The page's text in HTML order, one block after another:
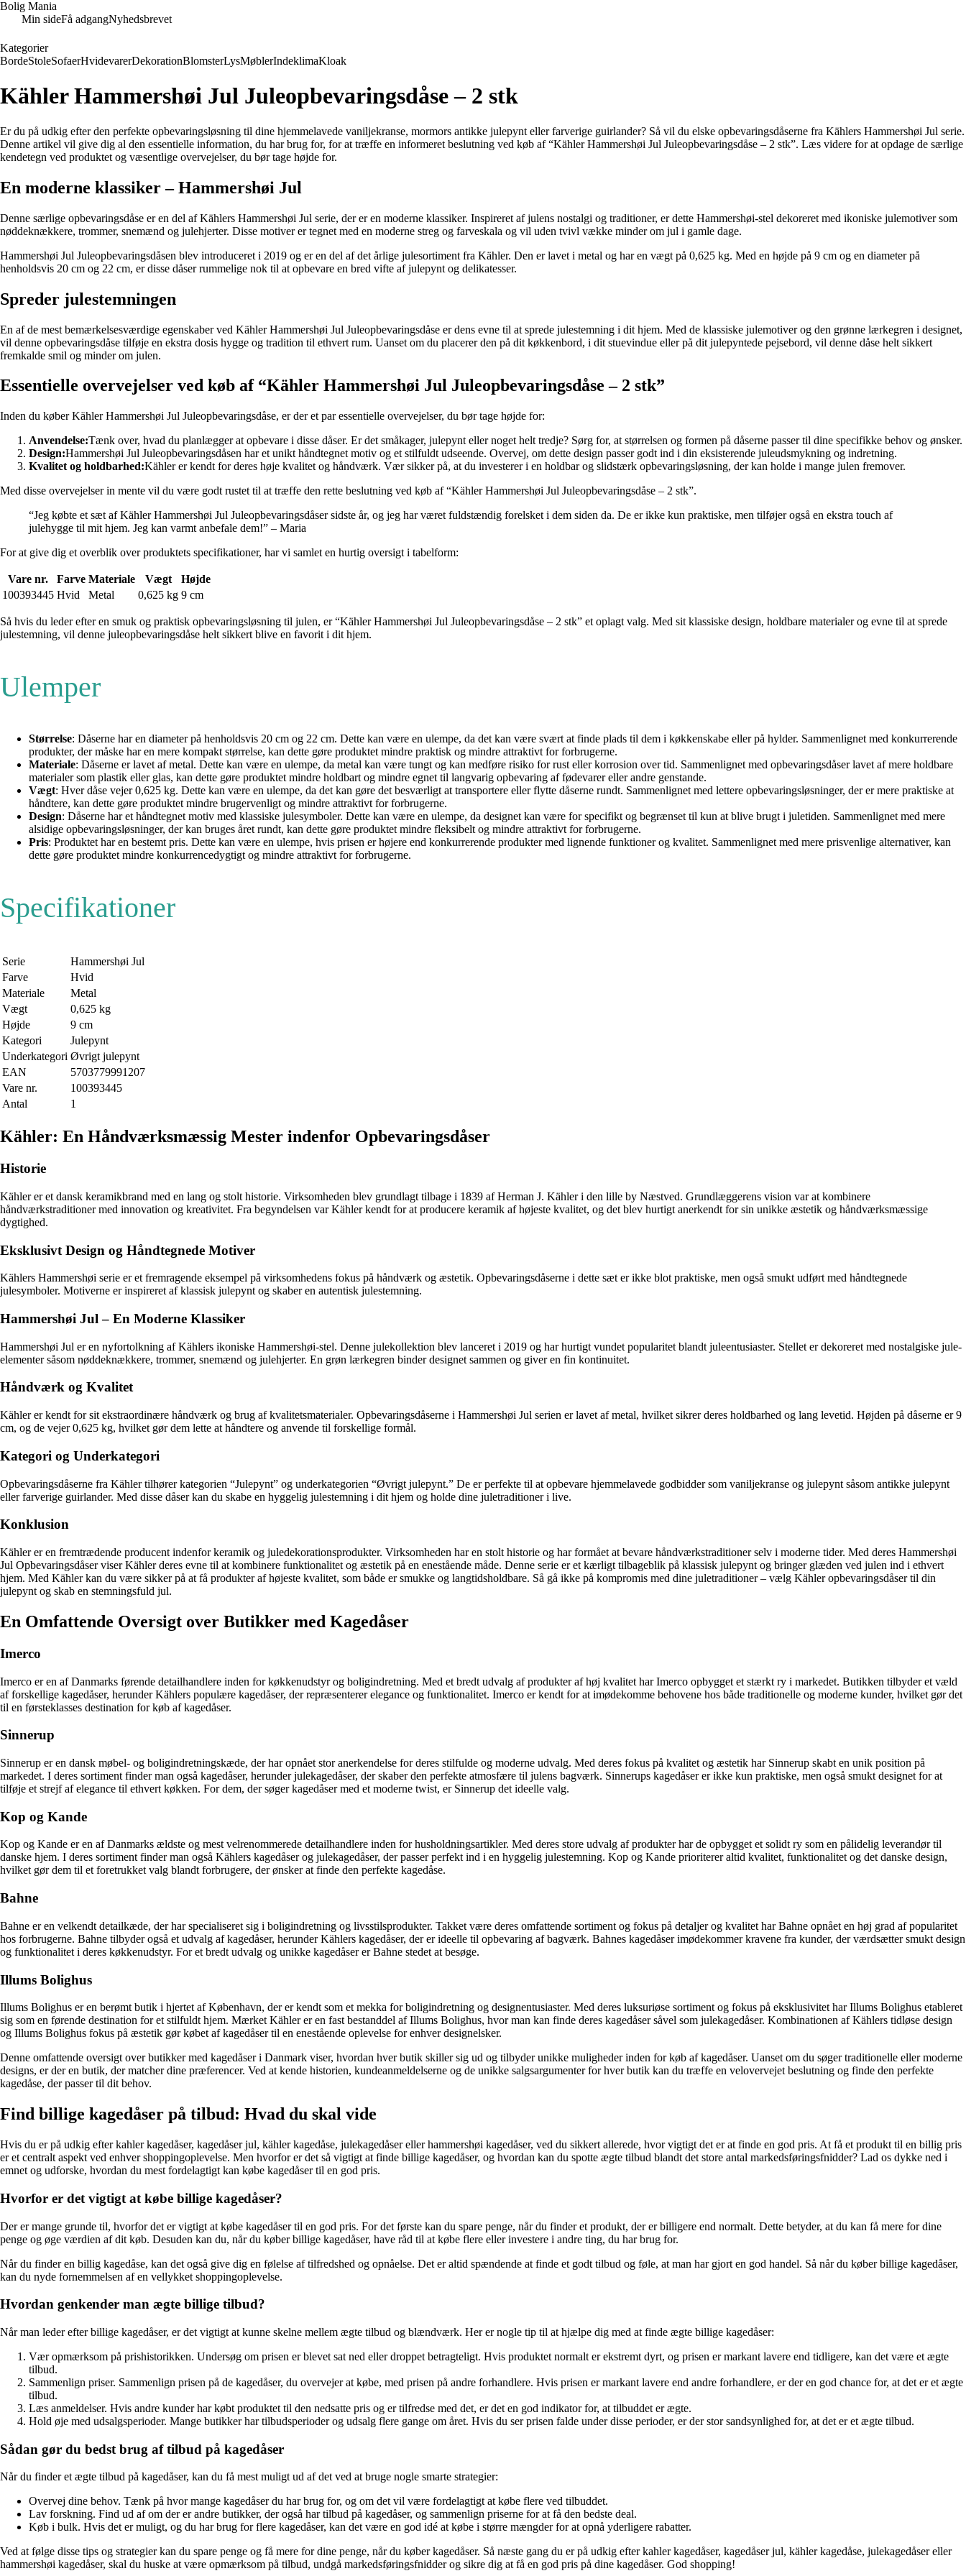
Bolig Mania
Min sideFå adgangNyhedsbrevet
Kategorier
BordeStoleSofaerHvidevarerDekorationBlomsterLysMøblerIndeklimaKloak
Kähler Hammershøi Jul Juleopbevaringsdåse – 2 stk
Er du på udkig efter den perfekte opbevaringsløsning til dine hjemmelavede vaniljekranse, mormors antikke julepynt eller farverige guirlander? Så vil du elske opbevaringsdåserne fra Kählers Hammershøi Jul serie.
Denne artikel vil give dig al den essentielle information, du har brug for, for at træffe en informeret beslutning ved køb af “Kähler Hammershøi Jul Juleopbevaringsdåse – 2 stk”. Læs videre for at opdage de særlige
kendetegn ved produktet og væsentlige overvejelser, du bør tage højde for.
En moderne klassiker – Hammershøi Jul
Denne særlige opbevaringsdåse er en del af Kählers Hammershøi Jul serie, der er en moderne klassiker. Inspireret af julens nostalgi og traditioner, er dette Hammershøi-stel dekoreret med ikoniske julemotiver som
nøddeknækkere, trommer, snemænd og julehjerter. Disse motiver er tegnet med en moderne streg og farveskala og vil uden tvivl vække minder om jul i gamle dage.
Hammershøi Jul Juleopbevaringsdåsen blev introduceret i 2019 og er en del af det årlige julesortiment fra Kähler. Den er lavet i metal og har en vægt på 0,625 kg. Med en højde på 9 cm og en diameter på
henholdsvis 20 cm og 22 cm, er disse dåser rummelige nok til at opbevare en bred vifte af julepynt og delikatesser.
Spreder julestemningen
En af de mest bemærkelsesværdige egenskaber ved Kähler Hammershøi Jul Juleopbevaringsdåse er dens evne til at sprede julestemning i dit hjem. Med de klassiske julemotiver og den grønne lærkegren i designet,
vil denne opbevaringsdåse tilføje en ekstra dosis hygge og tradition til ethvert rum. Uanset om du placerer den på dit køkkenbord, i dit stuevindue eller på dit julepyntede pejsebord, vil denne dåse helt sikkert
fremkalde smil og minder om julen.
Essentielle overvejelser ved køb af “Kähler Hammershøi Jul Juleopbevaringsdåse – 2 stk”
Inden du køber Kähler Hammershøi Jul Juleopbevaringsdåse, er der et par essentielle overvejelser, du bør tage højde for:
Anvendelse:Tænk over, hvad du planlægger at opbevare i disse dåser. Er det småkager, julepynt eller noget helt tredje? Sørg for, at størrelsen og formen på dåserne passer til dine specifikke behov og ønsker.
Design:Hammershøi Jul Juleopbevaringsdåsen har et unikt håndtegnet motiv og et stilfuldt udseende. Overvej, om dette design passer godt ind i din eksisterende juleudsmykning og indretning.
Kvalitet og holdbarhed:Kähler er kendt for deres høje kvalitet og håndværk. Vær sikker på, at du investerer i en holdbar og slidstærk opbevaringsløsning, der kan holde i mange julen fremover.
Med disse overvejelser in mente vil du være godt rustet til at træffe den rette beslutning ved køb af “Kähler Hammershøi Jul Juleopbevaringsdåse – 2 stk”.
“Jeg købte et sæt af Kähler Hammershøi Jul Juleopbevaringsdåser sidste år, og jeg har været fuldstændig forelsket i dem siden da. De er ikke kun praktiske, men tilføjer også en ekstra touch af
julehygge til mit hjem. Jeg kan varmt anbefale dem!” – Maria
For at give dig et overblik over produktets specifikationer, har vi samlet en hurtig oversigt i tabelform:
Vare nr. Farve Materiale Vægt
Højde
100393445 Hvid Metal 0,625 kg 9 cm
Så hvis du leder efter en smuk og praktisk opbevaringsløsning til julen, er “Kähler Hammershøi Jul Juleopbevaringsdåse – 2 stk” et oplagt valg. Med sit klassiske design, holdbare materialer og evne til at sprede
julestemning, vil denne juleopbevaringsdåse helt sikkert blive en favorit i dit hjem.
Ulemper
Størrelse: Dåserne har en diameter på henholdsvis 20 cm og 22 cm. Dette kan være en ulempe, da det kan være svært at finde plads til dem i køkkenskabe eller på hylder. Sammenlignet med konkurrerende
produkter, der måske har en mere kompakt størrelse, kan dette gøre produktet mindre praktisk og mindre attraktivt for forbrugerne.
Materiale: Dåserne er lavet af metal. Dette kan være en ulempe, da metal kan være tungt og kan medføre risiko for rust eller korrosion over tid. Sammenlignet med opbevaringsdåser lavet af mere holdbare
materialer som plastik eller glas, kan dette gøre produktet mindre holdbart og mindre egnet til langvarig opbevaring af fødevarer eller andre genstande.
Vægt: Hver dåse vejer 0,625 kg. Dette kan være en ulempe, da det kan gøre det besværligt at transportere eller flytte dåserne rundt. Sammenlignet med lettere opbevaringsløsninger, der er mere praktiske at
håndtere, kan dette gøre produktet mindre brugervenligt og mindre attraktivt for forbrugerne.
Design: Dåserne har et håndtegnet motiv med klassiske julesymboler. Dette kan være en ulempe, da designet kan være for specifikt og begrænset til kun at blive brugt i juletiden. Sammenlignet med mere
alsidige opbevaringsløsninger, der kan bruges året rundt, kan dette gøre produktet mindre fleksibelt og mindre attraktivt for forbrugerne.
Pris: Produktet har en bestemt pris. Dette kan være en ulempe, hvis prisen er højere end konkurrerende produkter med lignende funktioner og kvalitet. Sammenlignet med mere prisvenlige alternativer, kan
dette gøre produktet mindre konkurrencedygtigt og mindre attraktivt for forbrugerne.
Specifikationer
Serie
Hammershøi Jul
Farve
Hvid
Materiale
Metal
Vægt
0,625 kg
Højde
9 cm
Kategori
Julepynt
Underkategori Øvrigt julepynt
EAN
5703779991207
Vare nr.
100393445
Antal
1
Kähler: En Håndværksmæssig Mester indenfor Opbevaringsdåser
Historie
Kähler er et dansk keramikbrand med en lang og stolt historie. Virksomheden blev grundlagt tilbage i 1839 af Herman J. Kähler i den lille by Næstved. Grundlæggerens vision var at kombinere
håndværkstraditioner med innovation og kreativitet. Fra begyndelsen var Kähler kendt for at producere keramik af højeste kvalitet, og det blev hurtigt anerkendt for sin unikke æstetik og håndværksmæssige
dygtighed.
Eksklusivt Design og Håndtegnede Motiver
Kählers Hammershøi serie er et fremragende eksempel på virksomhedens fokus på håndværk og æstetik. Opbevaringsdåserne i dette sæt er ikke blot praktiske, men også smukt udført med håndtegnede
julesymboler. Motiverne er inspireret af klassisk julepynt og skaber en autentisk julestemning.
Hammershøi Jul – En Moderne Klassiker
Hammershøi Jul er en nyfortolkning af Kählers ikoniske Hammershøi-stel. Denne julekollektion blev lanceret i 2019 og har hurtigt vundet popularitet blandt juleentusiaster. Stellet er dekoreret med nostalgiske jule-
elementer såsom nøddeknækkere, trommer, snemænd og julehjerter. En grøn lærkegren binder designet sammen og giver en fin kontinuitet.
Håndværk og Kvalitet
Kähler er kendt for sit ekstraordinære håndværk og brug af kvalitetsmaterialer. Opbevaringsdåserne i Hammershøi Jul serien er lavet af metal, hvilket sikrer deres holdbarhed og lang levetid. Højden på dåserne er 9
cm, og de vejer 0,625 kg, hvilket gør dem lette at håndtere og anvende til forskellige formål.
Kategori og Underkategori
Opbevaringsdåserne fra Kähler tilhører kategorien “Julepynt” og underkategorien “Øvrigt julepynt.” De er perfekte til at opbevare hjemmelavede godbidder som vaniljekranse og julepynt såsom antikke julepynt
eller farverige guirlander. Med disse dåser kan du skabe en hyggelig julestemning i dit hjem og holde dine juletraditioner i live.
Konklusion
Kähler er en fremtrædende producent indenfor keramik og juledekorationsprodukter. Virksomheden har en stolt historie og har formået at bevare håndværkstraditioner selv i moderne tider. Med deres Hammershøi
Jul Opbevaringsdåser viser Kähler deres evne til at kombinere funktionalitet og æstetik på en enestående måde. Denne serie er et kærligt tilbageblik på klassisk julepynt og bringer glæden ved julen ind i ethvert
hjem. Med Kähler kan du være sikker på at få produkter af højeste kvalitet, som både er smukke og langtidsholdbare. Så gå ikke på kompromis med dine juletraditioner – vælg Kähler opbevaringsdåser til din
julepynt og skab en stemningsfuld jul.
En Omfattende Oversigt over Butikker med Kagedåser
Imerco
Imerco er en af Danmarks førende detailhandlere inden for køkkenudstyr og boligindretning. Med et bredt udvalg af produkter af høj kvalitet har Imerco opbygget et stærkt ry i markedet. Butikken tilbyder et væld
af forskellige kagedåser, herunder Kählers populære kagedåser, der repræsenterer elegance og funktionalitet. Imerco er kendt for at imødekomme behovene hos både traditionelle og moderne kunder, hvilket gør det
til en førsteklasses destination for køb af kagedåser.
Sinnerup
Sinnerup er en dansk møbel- og boligindretningskæde, der har opnået stor anerkendelse for deres stilfulde og moderne udvalg. Med deres fokus på kvalitet og æstetik har Sinnerup skabt en unik position på
markedet. I deres sortiment finder man også kagedåser, herunder julekagedåser, der skaber den perfekte atmosfære til julens bagværk. Sinnerups kagedåser er ikke kun praktiske, men også smukt designet for at
tilføje et strejf af elegance til ethvert køkken. For dem, der søger kagedåser med et moderne twist, er Sinnerup det ideelle valg.
Kop og Kande
Kop og Kande er en af Danmarks ældste og mest velrenommerede detailhandlere inden for husholdningsartikler. Med deres store udvalg af produkter har de opbygget et solidt ry som en pålidelig leverandør til
danske hjem. I deres sortiment finder man også Kählers kagedåser og julekagedåser, der passer perfekt ind i en hyggelig julestemning. Kop og Kande prioriterer altid kvalitet, funktionalitet og det danske design,
hvilket gør dem til et foretrukket valg blandt forbrugere, der ønsker at finde den perfekte kagedåse.
Bahne
Bahne er en velkendt detailkæde, der har specialiseret sig i boligindretning og livsstilsprodukter. Takket være deres omfattende sortiment og fokus på detaljer og kvalitet har Bahne opnået en høj grad af popularitet
hos forbrugerne. Bahne tilbyder også et udvalg af kagedåser, herunder Kählers kagedåser, der er ideelle til opbevaring af bagværk. Bahnes kagedåser imødekommer kravene fra kunder, der værdsætter smukt design
og funktionalitet i deres køkkenudstyr. For et bredt udvalg og unikke kagedåser er Bahne stedet at besøge.
Illums Bolighus
Illums Bolighus er en berømt butik i hjertet af København, der er kendt som et mekka for boligindretning og designentusiaster. Med deres luksuriøse sortiment og fokus på eksklusivitet har Illums Bolighus etableret
sig som en førende destination for et stilfuldt hjem. Mærket Kähler er en fast bestanddel af Illums Bolighus, hvor man kan finde deres kagedåser såvel som julekagedåser. Kombinationen af Kählers tidløse design
og Illums Bolighus fokus på æstetik gør købet af kagedåser til en enestående oplevelse for enhver designelsker.
Denne omfattende oversigt over butikker med kagedåser i Danmark viser, hvordan hver butik skiller sig ud og tilbyder unikke muligheder inden for køb af kagedåser. Uanset om du søger traditionelle eller moderne
designs, er der en butik, der matcher dine præferencer. Ved at kende historien, kundeanmeldelserne og de unikke salgsargumenter for hver butik kan du træffe en velovervejet beslutning og finde den perfekte
kagedåse, der passer til dit behov.
Find billige kagedåser på tilbud: Hvad du skal vide
Hvis du er på udkig efter kahler kagedåser, kagedåser jul, kähler kagedåse, julekagedåser eller hammershøi kagedåser, ved du sikkert allerede, hvor vigtigt det er at finde en god pris. At få et produkt til en billig pris
er et centralt aspekt ved enhver shoppingoplevelse. Men hvorfor er det så vigtigt at finde billige kagedåser, og hvordan kan du spotte ægte tilbud blandt det store antal markedsføringsfnidder? Lad os dykke ned i
emnet og udforske, hvordan du mest fordelagtigt kan købe kagedåser til en god pris.
Hvorfor er det vigtigt at købe billige kagedåser?
Der er mange grunde til, hvorfor det er vigtigt at købe kagedåser til en god pris. For det første kan du spare penge, når du finder et produkt, der er billigere end normalt. Dette betyder, at du kan få mere for dine
penge og øge værdien af dit køb. Desuden kan du, når du køber billige kagedåser, have råd til at købe flere eller investere i andre ting, du har brug for.
Når du finder en billig kagedåse, kan det også give dig en følelse af tilfredshed og opnåelse. Det er altid spændende at finde et godt tilbud og føle, at man har gjort en god handel. Så når du køber billige kagedåser,
kan du nyde fornemmelsen af en vellykket shoppingoplevelse.
Hvordan genkender man ægte billige tilbud?
Når man leder efter billige kagedåser, er det vigtigt at kunne skelne mellem ægte tilbud og blændværk. Her er nogle tip til at hjælpe dig med at finde ægte billige kagedåser:
Vær opmærksom på prishistorikken. Undersøg om prisen er blevet sat ned eller droppet betragteligt. Hvis produktet normalt er ekstremt dyrt, og prisen er markant lavere end tidligere, kan det være et ægte
tilbud.
Sammenlign priser. Sammenlign prisen på de kagedåser, du overvejer at købe, med prisen på andre forhandlere. Hvis prisen er markant lavere end andre forhandlere, er der en god chance for, at det er et ægte
tilbud.
Læs anmeldelser. Hvis andre kunder har købt produktet til den nedsatte pris og er tilfredse med det, er det en god indikator for, at tilbuddet er ægte.
Hold øje med udsalgsperioder. Mange butikker har tilbudsperioder og udsalg flere gange om året. Hvis du ser prisen falde under disse perioder, er der stor sandsynlighed for, at det er et ægte tilbud.
Sådan gør du bedst brug af tilbud på kagedåser
Når du finder et ægte tilbud på kagedåser, kan du få mest muligt ud af det ved at bruge nogle smarte strategier:
Overvej dine behov. Tænk på hvor mange kagedåser du har brug for, og om det vil være fordelagtigt at købe flere ved tilbuddet.
Lav forskning. Find ud af om der er andre butikker, der også har tilbud på kagedåser, og sammenlign priserne for at få den bedste deal.
Køb i bulk. Hvis det er muligt, og du har brug for flere kagedåser, kan det være en god idé at købe i større mængder for at opnå yderligere rabatter.
Ved at følge disse tips og strategier kan du spare penge og få mere for dine penge, når du køber kagedåser. Så næste gang du er på udkig efter kahler kagedåser, kagedåser jul, kähler kagedåse, julekagedåser eller
hammershøi kagedåser, skal du huske at være opmærksom på tilbud, undgå markedsføringsfnidder og sikre dig at få en god pris på dine kagedåser. God shopping!